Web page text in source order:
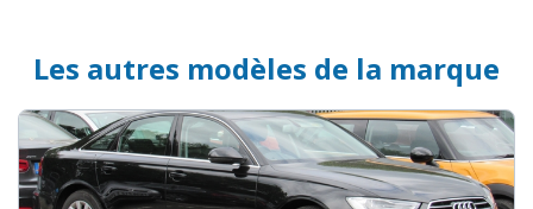
Les autres modèles de la marque